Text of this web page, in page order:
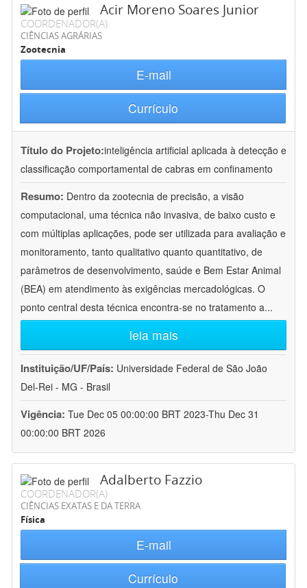
Acir Moreno Soares Junior
COORDENADOR(A)
CIÊNCIAS AGRÁRIAS
Zootecnia
E-mail
Currículo
Título do Projeto:inteligência artificial aplicada à detecção e
classificação comportamental de cabras em confinamento
Resumo: Dentro da zootecnia de precisão, a visão
computacional, uma técnica não invasiva, de baixo custo e
com múltiplas aplicações, pode ser utilizada para avaliação e
monitoramento, tanto qualitativo quanto quantitativo, de
parâmetros de desenvolvimento, saúde e Bem Estar Animal
(BEA) em atendimento às exigências mercadológicas. O
ponto central desta técnica encontra-se no tratamento a...
leia mais
Instituição/UF/País: Universidade Federal de São João
Del-Rei - MG - Brasil
Vigência: Tue Dec 05 00:00:00 BRT 2023-Thu Dec 31
00:00:00 BRT 2026
Adalberto Fazzio
COORDENADOR(A)
CIÊNCIAS EXATAS E DA TERRA
Física
E-mail
Currículo